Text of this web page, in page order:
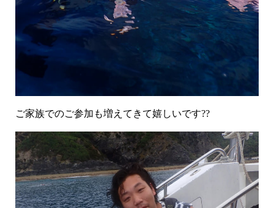
ご家族でのご参加も増えてきて嬉しいです??